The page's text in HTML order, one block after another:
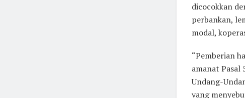
dicocokkan
perbankan,
modal,
“Pemberian
amanat Pasal
Undang-
yang